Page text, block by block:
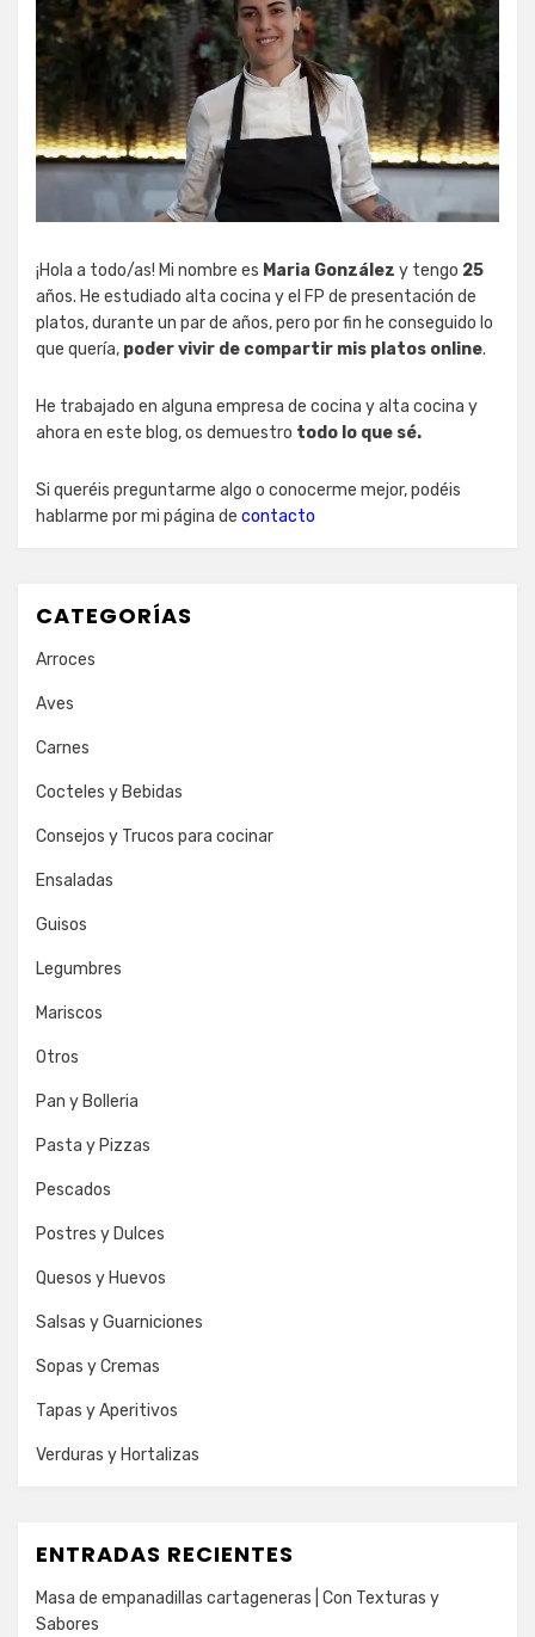
¡Hola a todo/as! Mi nombre es Maria González y tengo 25
años. He estudiado alta cocina y el FP de presentación de
platos, durante un par de años, pero por fin he conseguido lo
que quería, poder vivir de compartir mis platos online.
He trabajado en alguna empresa de cocina y alta cocina y
ahora en este blog, os demuestro todo lo que sé.
Si queréis preguntarme algo o conocerme mejor, podéis
hablarme por mi página de contacto
CATEGORÍAS
Arroces
Aves
Carnes
Cocteles y Bebidas
Consejos y Trucos para cocinar
Ensaladas
Guisos
Legumbres
Mariscos
Otros
Pan y Bolleria
Pasta y Pizzas
Pescados
Postres y Dulces
Quesos y Huevos
Salsas y Guarniciones
Sopas y Cremas
Tapas y Aperitivos
Verduras y Hortalizas
ENTRADAS RECIENTES
Masa de empanadillas cartageneras | Con Texturas y
Sabores